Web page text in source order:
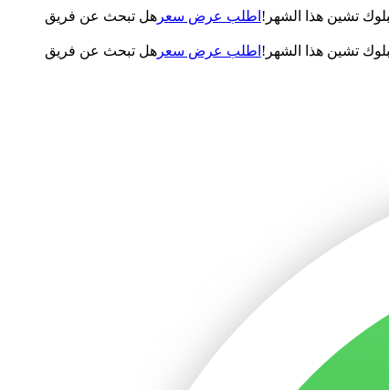
تشين هذا الشهر! اطلب عرض سعر هل تبحث عن فريق
تشين هذا الشهر! اطلب عرض سعر هل تبحث عن فريق